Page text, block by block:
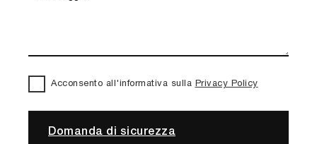
Acconsento all'informativa sulla Privacy Policy
Domanda di sicurezza